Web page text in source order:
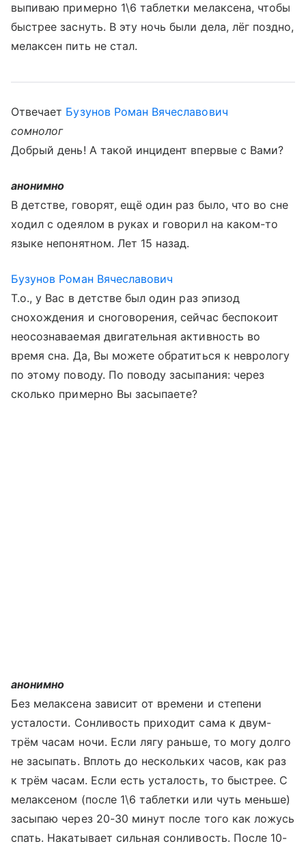
выпиваю примерно 1\6 таблетки мелаксена, чтобы
быстрее заснуть. В эту ночь были дела, лёг поздно,
мелаксен пить не стал.
Отвечает Бузунов Роман Вячеславович
сомнолог
Добрый день! А такой инцидент впервые с Вами?
анонимно
В детстве, говорят, ещё один раз было, что во сне
ходил с одеялом в руках и говорил на каком-то
языке непонятном. Лет 15 назад.
Бузунов Роман Вячеславович
Т.о., у Вас в детстве был один раз эпизод
снохождения и сноговорения, сейчас беспокоит
неосознаваемая двигательная активность во
время сна. Да, Вы можете обратиться к неврологу
по этому поводу. По поводу засыпания: через
сколько примерно Вы засыпаете?
анонимно
Без мелаксена зависит от времени и степени
усталости. Сонливость приходит сама к двум-
трём часам ночи. Если лягу раньше, то могу долго
не засыпать. Вплоть до нескольких часов, как раз
к трём часам. Если есть усталость, то быстрее. С
мелаксеном (после 1\6 таблетки или чуть меньше)
засыпаю через 20-30 минут после того как ложусь
спать. Накатывает сильная сонливость. После 10-